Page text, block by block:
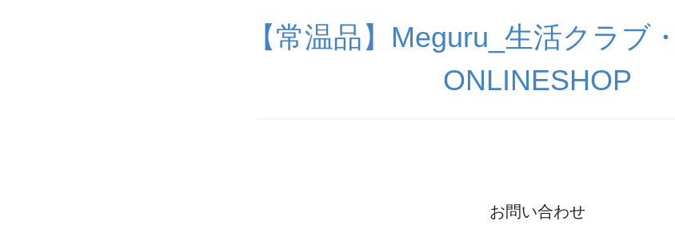
【常温品】Meguru_生活クラブ
ONLINESHOP
お問い合わせ